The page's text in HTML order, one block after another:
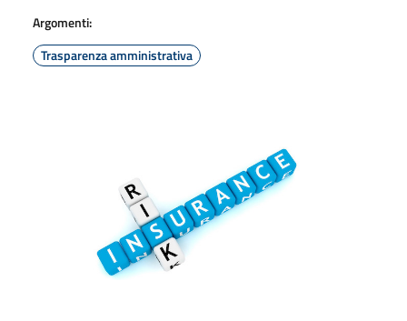
Argomenti:
Trasparenza amministrativa